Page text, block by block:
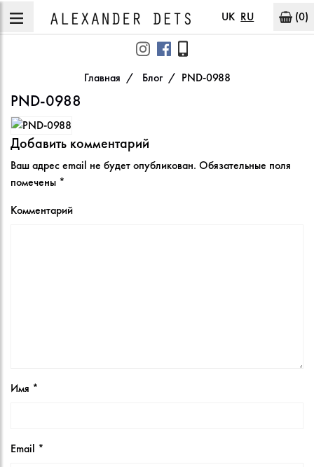
UK RU (0)
Главная Блог PND-0988
PND-0988
Добавить комментарий
Ваш адрес email не будет опубликован. Обязательные поля
помечены *
Комментарий
Имя *
Email *